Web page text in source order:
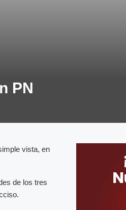
PN
vista, en
de los tres